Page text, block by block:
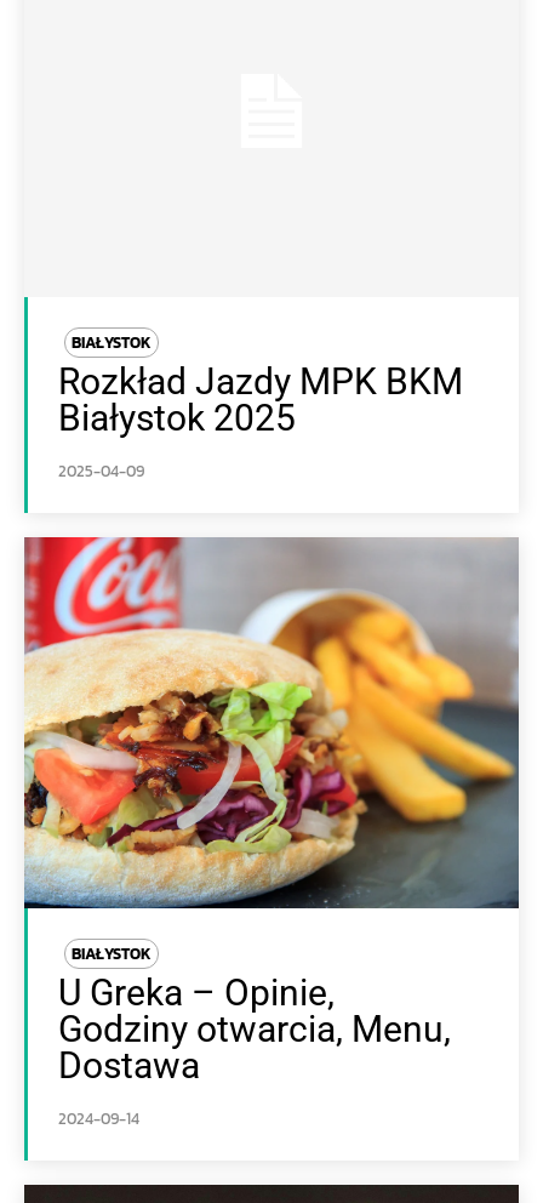
BIAŁYSTOK
Rozkład Jazdy MPK BKM
Białystok 2025
2025-04-09
BIAŁYSTOK
U Greka – Opinie,
Godziny otwarcia, Menu,
Dostawa
2024-09-14